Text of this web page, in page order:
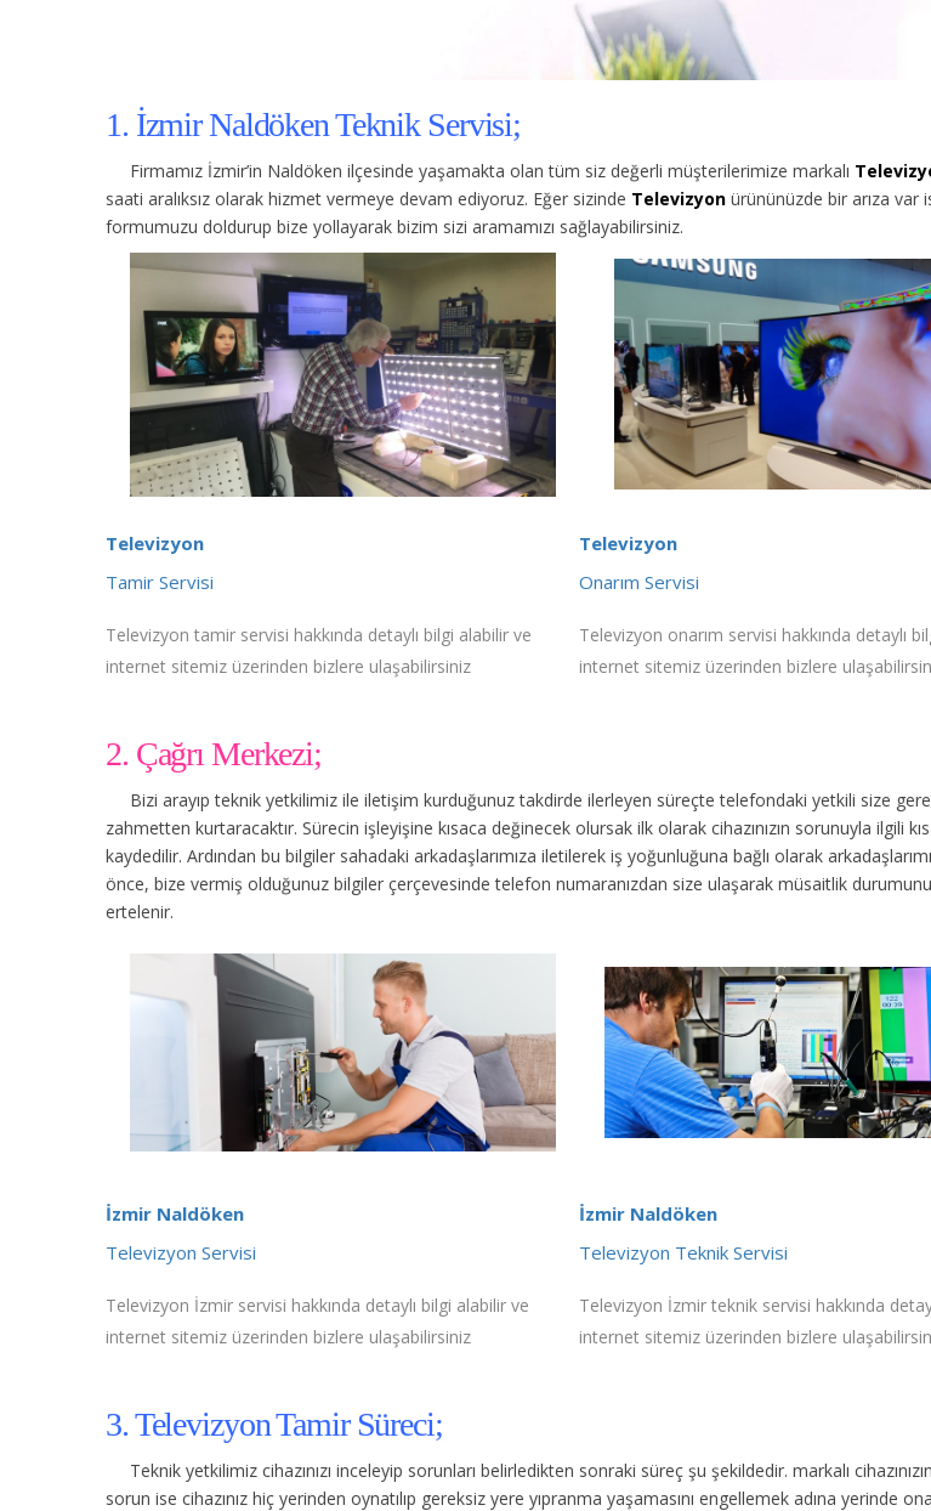
1. İzmir Naldöken Teknik Servisi;
Firmamız İzmir’in Naldöken ilçesinde yaşamakta olan tüm siz değerli müşterilerimize markalı
saati aralıksız olarak hizmet vermeye devam ediyoruz. Eğer sizinde Televizyon ürününüzde bir arıza var
formumuzu doldurup bize yollayarak bizim sizi aramamızı sağlayabilirsiniz.
Televizyon
Tamir Servisi
Televizyon tamir servisi hakkında detaylı bilgi alabilir ve
internet sitemiz üzerinden bizlere ulaşabilirsiniz
Televizyon
Onarım Servisi
Televizyon onarım servisi hakkında detaylı
internet sitemiz üzerinden bizlere
2. Çağrı Merkezi;
Bizi arayıp teknik yetkilimiz ile iletişim kurduğunuz takdirde ilerleyen süreçte telefondaki yetkili size
zahmetten kurtaracaktır. Sürecin işleyişine kısaca değinecek olursak ilk olarak cihazınızın sorunuyla ilgili
kaydedilir. Ardından bu bilgiler sahadaki arkadaşlarımıza iletilerek iş yoğunluğuna bağlı olarak
önce, bize vermiş olduğunuz bilgiler çerçevesinde telefon numaranızdan size ulaşarak müsaitlik
ertelenir.
İzmir Naldöken
Televizyon Servisi
Televizyon İzmir servisi hakkında detaylı bilgi alabilir ve
internet sitemiz üzerinden bizlere ulaşabilirsiniz
İzmir Naldöken
Televizyon Teknik Servisi
Televizyon İzmir teknik servisi hakkında
internet sitemiz üzerinden bizlere
3. Televizyon Tamir Süreci;
Teknik yetkilimiz cihazınızı inceleyip sorunları belirledikten sonraki süreç şu şekildedir. markalı
sorun ise cihazınız hiç yerinden oynatılıp gereksiz yere yıpranma yaşamasını engellemek adına yerinde